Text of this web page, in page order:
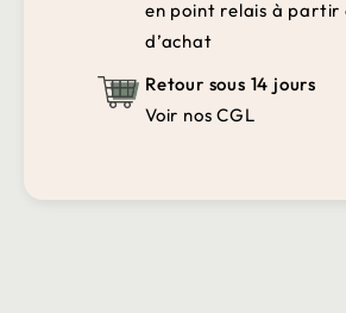
en point relais à partir
d’achat
Retour sous 14 jours
Voir nos CGL